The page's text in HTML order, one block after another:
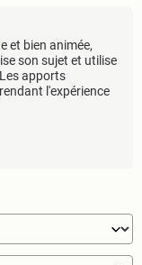
et bien animée,
son sujet et utilise
apports
l'expérience